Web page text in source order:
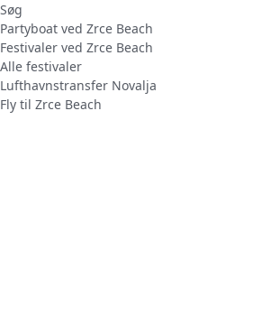
Søg
Partyboat ved Zrce Beach
Festivaler ved Zrce Beach
Alle festivaler
Lufthavnstransfer Novalja
Fly til Zrce Beach